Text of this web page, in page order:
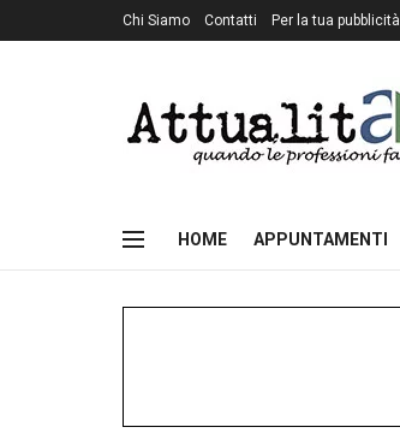
Chi Siamo Contatti Per la tua pubblicità
HOME APPUNTAMENTI